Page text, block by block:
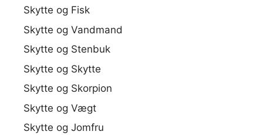
Skytte og Fisk
Skytte og Vandmand
Skytte og Stenbuk
Skytte og Skytte
Skytte og Skorpion
Skytte og Vægt
Skytte og Jomfru